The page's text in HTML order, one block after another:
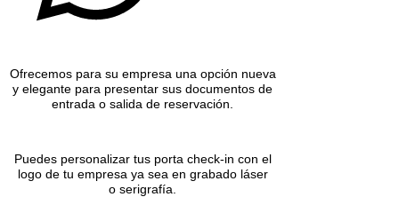
Ofrecemos para su empresa una opción nueva
y elegante para presentar sus documentos de
entrada o salida de reservación.
Puedes personalizar tus porta check-in con el
logo de tu empresa ya sea en grabado láser
o serigrafía.